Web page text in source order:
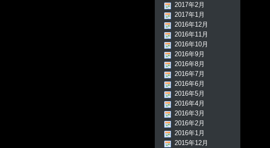
2017年2月
2017年1月
2016年12月
2016年11月
2016年10月
2016年9月
2016年8月
2016年7月
2016年6月
2016年5月
2016年4月
2016年3月
2016年2月
2016年1月
2015年12月